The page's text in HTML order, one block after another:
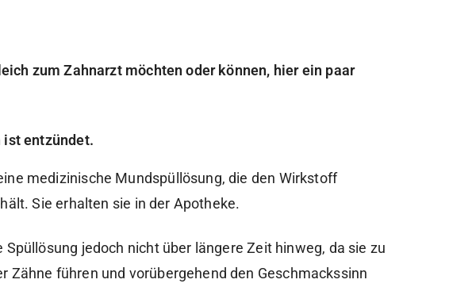
zum Zahnarzt möchten oder können, hier ein paar
ist entzündet.
medizinische Mundspüllösung, die den Wirkstoff
Sie erhalten sie in der Apotheke.
Spüllösung jedoch nicht über längere Zeit hinweg, da sie zu
Zähne führen und vorübergehend den Geschmackssinn